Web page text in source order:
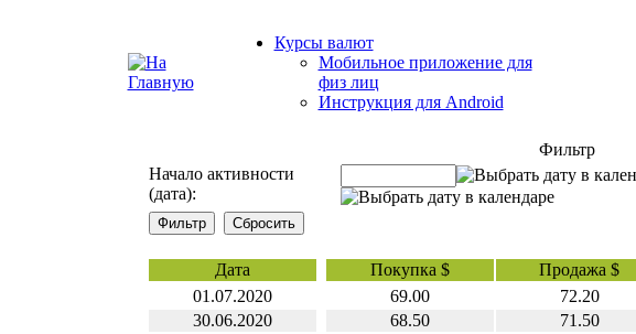
Курсы валют
Мобильное приложение для
физ лиц
Инструкция для Android
Фильтр
Начало активности
(дата):
Дата Покупка $ Продажа $
01.07.2020
69.00 72.20
30.06.2020
68.50 71.50